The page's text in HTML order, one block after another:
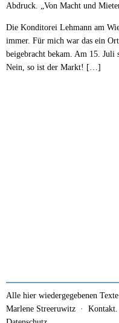
Abdruck. „Von Macht und
Die Konditorei Lehmann am
immer. Für mich war das ein
beigebracht bekam. Am 15. Juli
Nein, so ist der Markt! […]
Alle hier wiedergegebenen
Marlene Streeruwitz · Kontakt.